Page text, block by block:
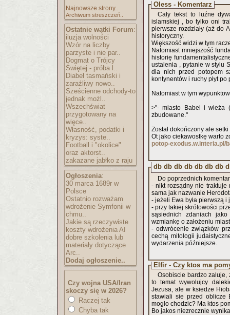
Najnowsze strony..
Archiwum streszczeń..
Ostatnie wątki Forum:
iluzja wolności
Wzór na liczby
parzyste i nie par..
Dogmat o Trójcy
Świętej - próba l..
Diabeł tasmański i
zaraźliwy nowo..
Sześcienne odchody-to
jednak możl..
Wszechświat
przygotowany na
więce..
Własność, podatki i
kryzys: syste..
Football i "okolice"
oraz aktorst..
zakazane jabłko z raju
Ogłoszenia:
30 marca 1689r w
Polsce
Ostatnio rozważam
wdrożenie Symfonii w
chmu..
Jakie są rzeczywiste
koszty wdrożenia AI
dobre szkolenia lub
materiały dotyczące
Arc..
Dodaj ogłoszenie..
Czy wojna USA/Iran
skoczy się w 2026?
Raczej tak
Chyba tak
Oless - Komentarz
Cały tekst to luźne
islamskiej , bo tylko oni
pierwsze rozdziały (aż do
historyczny.
Większość widzi w tym
Natomiast mniejszość
historię
ustalenia , pytanie w stylu
dla nich przed potopem
kontynentów i ruchy płyt
Natomiast w tym
>"- miasto Babel i wieża
zbudowane."
Został dokończony ale
Ot jako ciekawostkę warto
potop-exodus.w.interia.pl/
db db db db db db db
Do poprzednich
- nikt rozsądny nie traktuje
sama jak nazwanie
- jeżeli Ewa była pierwszą
- przy takiej skrótowości
sąsiednich zdaniach
wzmiankę o założeniu
- odwrócenie związków
cechą mitologii
wydarzenia późniejsze.
Elfir - Czy ktos ma
Osobiscie bardzo zaluje,
to temat wywolujcy
Jezusa, ale w ksiedze
stawiali sie przed oblicze
moglo chodzic? Ma ktos
Bo jakos niezrecznie